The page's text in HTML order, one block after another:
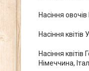
Насіння
Насіння квітів
Насіння квітів
Німеччина,